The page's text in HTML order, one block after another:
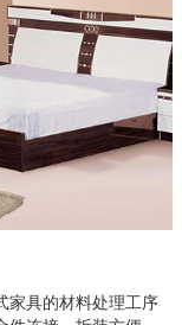
具的材料处理工序